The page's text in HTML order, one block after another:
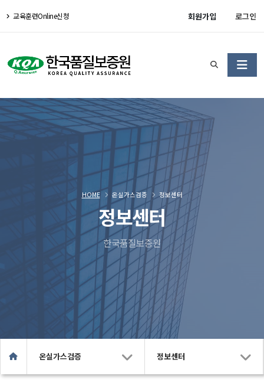
교육훈련Online신청 회원가입 로그인
정보센터
한국품질보증원
HOME 온실가스검증 정보센터
온실가스검증 정보센터